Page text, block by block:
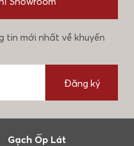
tin mới nhất về khuyến
Đăng ký
Gạch Ốp Lát